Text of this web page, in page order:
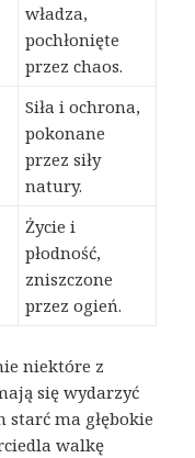
władza,
pochłonięte
przez chaos.
Siła i ochrona,
pokonane
przez siły
natury.
Życie i
płodność,
zniszczone
przez ogień.
niektóre z
się wydarzyć
starć ma głębokie
walkę